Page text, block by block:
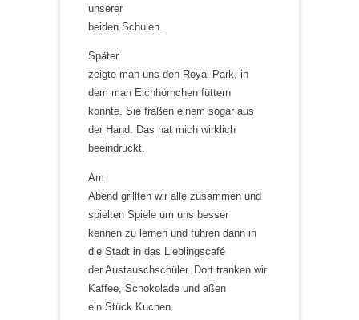
unserer
beiden Schulen.
Später
zeigte man uns den Royal Park, in
dem man Eichhörnchen füttern
konnte. Sie fraßen einem sogar aus
der Hand. Das hat mich wirklich
beeindruckt.
Am
Abend grillten wir alle zusammen und
spielten Spiele um uns besser
kennen zu lernen und fuhren dann in
die Stadt in das Lieblingscafé
der Austauschschüler. Dort tranken wir
Kaffee, Schokolade und aßen
ein Stück Kuchen.